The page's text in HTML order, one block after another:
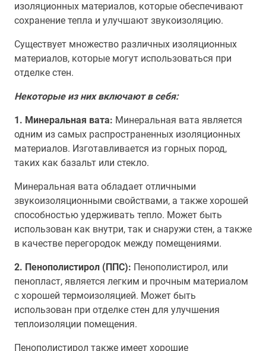
изоляционных материалов, которые обеспечивают
сохранение тепла и улучшают звукоизоляцию.
Существует множество различных изоляционных
материалов, которые могут использоваться при
отделке стен.
Некоторые из них включают в себя:
1. Минеральная вата: Минеральная вата является
одним из самых распространенных изоляционных
материалов. Изготавливается из горных пород,
таких как базальт или стекло.
Минеральная вата обладает отличными
звукоизоляционными свойствами, а также хорошей
способностью удерживать тепло. Может быть
использован как внутри, так и снаружи стен, а также
в качестве перегородок между помещениями.
2. Пенополистирол (ППС): Пенополистирол, или
пенопласт, является легким и прочным материалом
с хорошей термоизоляцией. Может быть
использован при отделке стен для улучшения
теплоизоляции помещения.
Пенополистирол также имеет хорошие